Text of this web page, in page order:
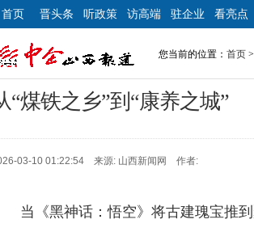
首页 晋头条 听政策 访高端 驻企业 看亮点
您当前的位置： 首页 >
“煤铁之乡”到“康养之城”
03-10 01:22:54 来源: 山西新闻网 作者:
当《黑神话：悟空》将古建瑰宝推